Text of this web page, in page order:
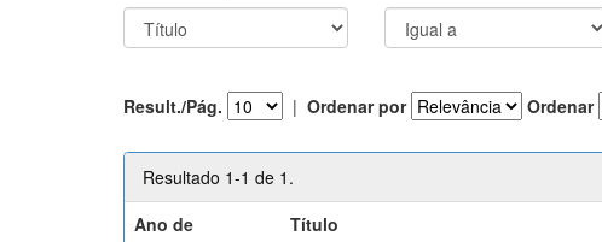
Result./Pág. | Ordenar por Ordenar
Resultado 1-1 de 1.
Ano de
Título